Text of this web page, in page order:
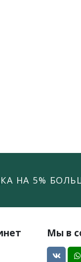
НА 5%
Мы в